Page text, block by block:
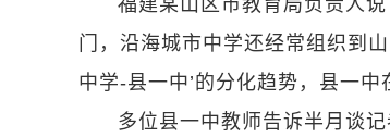
福建某山区市教育局负责人
门，沿海城市中学还经常组织到
中学-县一中’的分化趋势，县一中
多位县一中教师告诉半月谈